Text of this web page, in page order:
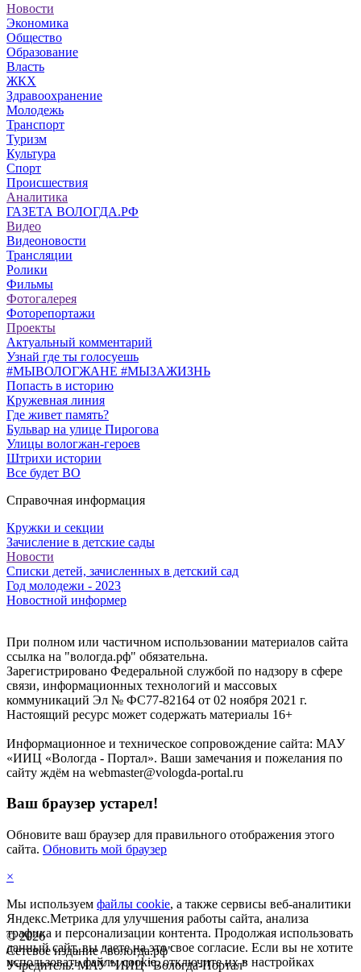
Новости
Экономика
Общество
Образование
Власть
ЖКХ
Здравоохранение
Молодежь
Транспорт
Туризм
Культура
Спорт
Происшествия
Аналитика
ГАЗЕТА ВОЛОГДА.РФ
Видео
Видеоновости
Трансляции
Ролики
Фильмы
Фотогалерея
Фоторепортажи
Проекты
Актуальный комментарий
Узнай где ты голосуешь
#МЫВОЛОГЖАНЕ #МЫЗАЖИЗНЬ
Попасть в историю
Кружевная линия
Где живет память?
Бульвар на улице Пирогова
Улицы вологжан-героев
Штрихи истории
Все будет ВО
Справочная информация
Кружки и секции
Зачисление в детские сады
Новости
Списки детей, зачисленных в детский сад
Год молодежи - 2023
©2026
Сетевое издание "вологда.рф"
Учредитель: МАУ "ИИЦ "Вологда-Портал"
Новостной информер
При полном или частичном использовании материалов сайта
ссылка на "вологда.рф" обязательна.
Зарегистрировано Федеральной службой по надзору в сфере
связи, информационных технологий и массовых
коммуникаций Эл № ФС77-82164 от 02 ноября 2021 г.
Настоящий ресурс может содержать материалы 16+
Информационное и техническое сопровождение сайта: МАУ
«ИИЦ «Вологда - Портал». Ваши замечания и пожелания по
сайту ждём на webmaster@vologda-portal.ru
Ваш браузер устарел!
Обновите ваш браузер для правильного отображения этого
сайта. Обновить мой браузер
×
Мы используем файлы cookie, а также сервисы веб-аналитики
Яндекс.Метрика для улучшения работы сайта, анализа
трафика и персонализации контента. Продолжая использовать
данный сайт, вы даете на это свое согласие. Если вы не хотите
использовать файлы cookie, отключите их в настройках